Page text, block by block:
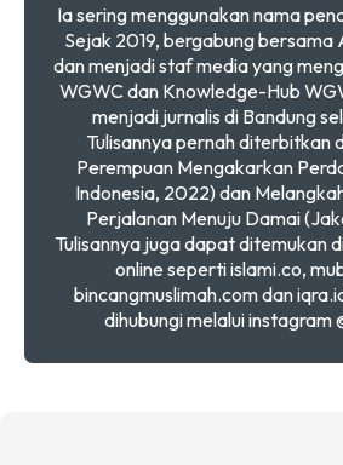
Ia sering menggunakan nama
Sejak 2019, bergabung bersama
dan menjadi staf media yang
WGWC dan Knowledge-Hub
menjadi jurnalis di Bandung
Tulisannya pernah diterbitkan
Perempuan Mengakarkan
Indonesia, 2022) dan
Perjalanan Menuju Damai
Tulisannya juga dapat ditemukan
online seperti islami.co,
bincangmuslimah.com dan
dihubungi melalui instagram